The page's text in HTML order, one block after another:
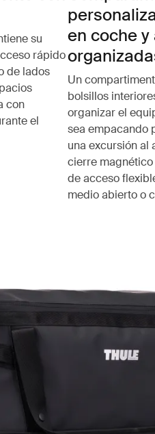
su
rápido
de lados
con
el
en coche
Un
bolsillos
organizar el
sea empacando
una excursión al
cierre
de acceso
medio abierto o